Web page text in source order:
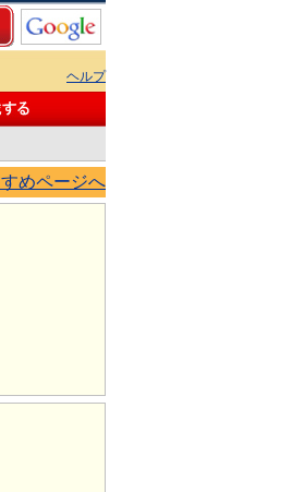
ヘルプ
めページへ